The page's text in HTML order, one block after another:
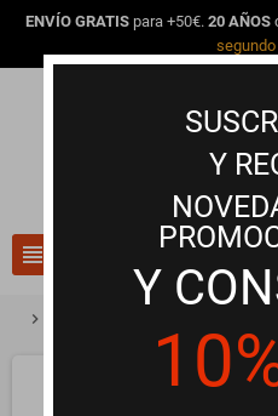
ENVÍO GRATIS para +50€. 20 AÑOS
view_headline
chevron_right
Y
Y